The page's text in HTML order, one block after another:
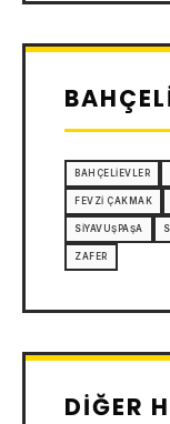
BAHÇELIEVLER
FEVZI ÇAKMAK
SIYAVUŞPAŞA
ZAFER
DIĞER